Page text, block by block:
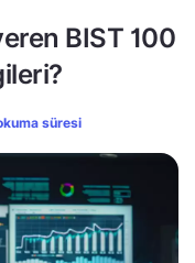
BIST 100
süresi